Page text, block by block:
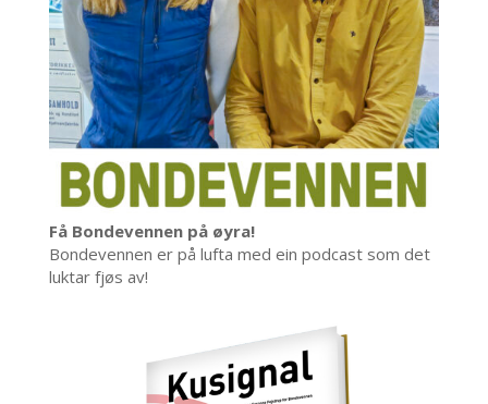
Få Bondevennen på øyra!
Bondevennen er på lufta med ein podcast som det
luktar fjøs av!